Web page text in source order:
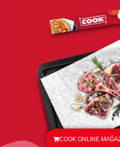
COOK ONLINE